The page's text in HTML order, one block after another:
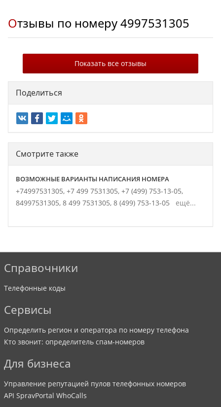
Отзывы по номеру4997531305
Показать все отзывы
Поделиться
Смотрите также
ВОЗМОЖНЫЕ ВАРИАНТЫ НАПИСАНИЯ НОМЕРА
+74997531305, +7 499 7531305, +7 (499) 753-13-05,
84997531305, 8 499 7531305, 8 (499) 753-13-05 ещё...
Справочники
Телефонные коды
Сервисы
Определить регион и оператора по номеру телефона
Кто звонит: определитель спам-номеров
Для бизнеса
Управление репутацией пулов телефонных номеров
API SpravPortal WhoCalls